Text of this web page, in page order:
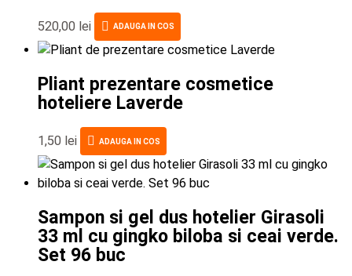
520,00 lei ADAUGA IN COS
Pliant prezentare cosmetice
hoteliere Laverde
1,50 lei ADAUGA IN COS
Sampon si gel dus hotelier Girasoli
33 ml cu gingko biloba si ceai verde.
Set 96 buc